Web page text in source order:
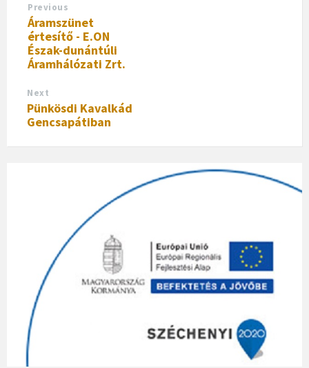
Previous
Áramszünet
értesítő - E.ON
Észak-dunántúli
Áramhálózati Zrt.
Next
Pünkösdi Kavalkád
Gencsapátiban